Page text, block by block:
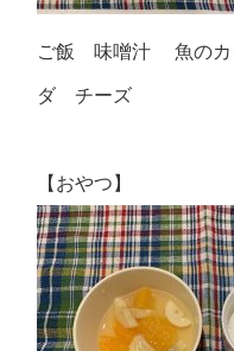
ご飯 味噌汁 魚のカ
ダ チーズ
【おやつ】